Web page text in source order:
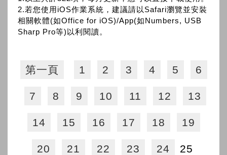
2.若您使用iOS作業系統，建議請以Safari瀏覽並安裝
相關軟體(如Office for iOS)/App(如Numbers, USB
Sharp Pro等)以利閱讀。
第一頁 1 2 3 4 5 6
7 8 9 10 11 12 13
14 15 16 17 18 19
20 21 22 23 24 25